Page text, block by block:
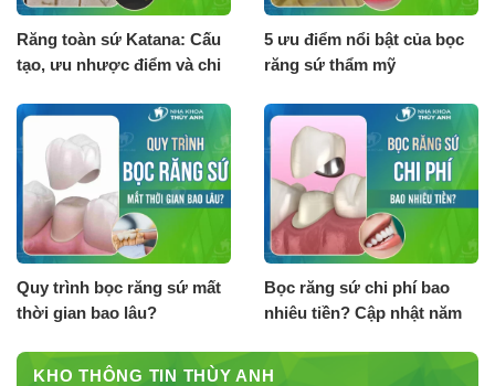
Răng toàn sứ Katana: Cấu
tạo, ưu nhược điểm và chi
5 ưu điểm nổi bật của bọc
răng sứ thẩm mỹ
Quy trình bọc răng sứ mất
thời gian bao lâu?
Bọc răng sứ chi phí bao
nhiêu tiền? Cập nhật năm
KHO THÔNG TIN THÙY ANH